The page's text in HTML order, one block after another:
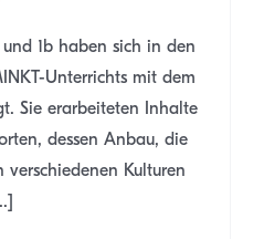
1b haben sich in den
Unterrichts mit dem
Sie erarbeiteten Inhalte
dessen Anbau, die
Kulturen